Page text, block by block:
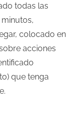
todas las
colocado en
acciones
que tenga